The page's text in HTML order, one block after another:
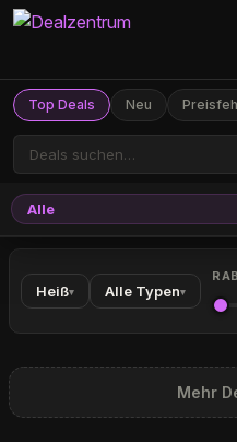
Top Deals Neu
Alle
Heiß▾ Alle Typen▾
Mehr